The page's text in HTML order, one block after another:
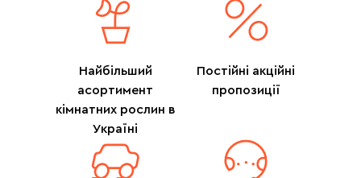
Найбільший
асортимент
кімнатних рослин в
Україні
Постійні акційні
пропозиції